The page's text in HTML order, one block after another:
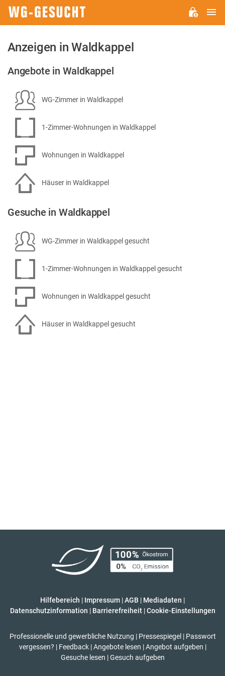
Anzeigen in Waldkappel
Angebote in Waldkappel
WG-Zimmer in Waldkappel
1-Zimmer-Wohnungen in Waldkappel
Wohnungen in Waldkappel
Häuser in Waldkappel
Gesuche in Waldkappel
WG-Zimmer in Waldkappel gesucht
1-Zimmer-Wohnungen in Waldkappel gesucht
Wohnungen in Waldkappel gesucht
Häuser in Waldkappel gesucht
Hilfebereich | Impressum |AGB | Mediadaten |
Datenschutzinformation | Barrierefreiheit | Cookie-Einstellungen
Professionelle und gewerbliche Nutzung | Pressespiegel | Passwort
vergessen? | Feedback | Angebote lesen | Angebot aufgeben |
Gesuche lesen | Gesuch aufgeben